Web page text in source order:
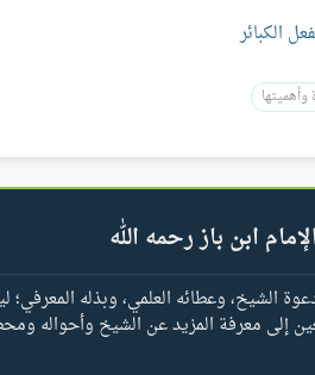
الكبائر
ابن باز رحمه الله
وعطائه العلمي، وبذله المعرفي؛
إلى معرفة المزيد عن الشيخ وأحواله